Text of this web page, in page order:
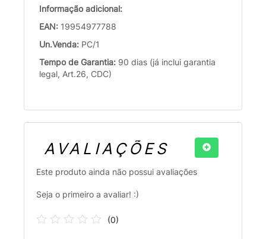
Informação adicional:
EAN: 19954977788
Un.Venda: PC/1
Tempo de Garantia: 90 dias (já inclui garantia
legal, Art.26, CDC)
AVALIAÇÕES
Este produto ainda não possui avaliações
Seja o primeiro a avaliar! :)
(0)